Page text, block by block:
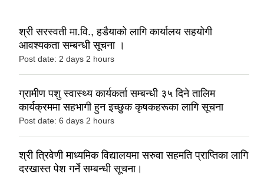
श्री सरस्वती मा.वि., हडैयाको लागि कार्यालय सहयोगी
आवश्यकता सम्बन्धी सूचना ।
Post date: 2 days 2 hours
ग्रामीण पशु स्वास्थ्य कार्यकर्ता सम्बन्धी ३५ दिने तालिम
कार्यक्रममा सहभागी हुन इच्छुक कृषकहरूका लागि सूचना
Post date: 6 days 2 hours
श्री त्रिवेणी माध्यमिक विद्यालयमा सरुवा सहमति प्राप्तिका लागि
दरखास्त पेश गर्ने सम्बन्धी सूचना।